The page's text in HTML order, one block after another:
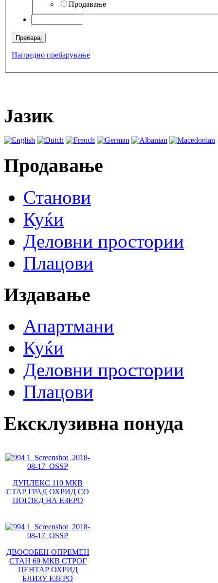
Продавање
Напредно пребарување
Јазик
Продавање
Станови
Куќи
Деловни простории
Плацови
Издавање
Апартмани
Куќи
Деловни простории
Плацови
Ексклузивна понуда
ДУПЛЕКС 110 МКВ
СТАР ГРАД ОХРИД СО
ПОГЛЕД НА ЕЗЕРО
ДВОСОБЕН ОПРЕМЕН
СТАН 69 МКВ СТРОГ
ЦЕНТАР ОХРИД
БЛИЗУ ЕЗЕРО